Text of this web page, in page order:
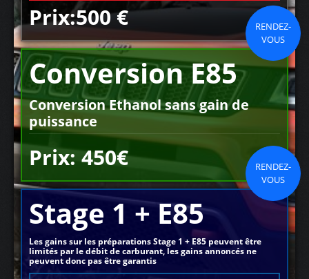
Prix:500 €
RENDEZ-
VOUS
Conversion E85
Conversion Ethanol sans gain de
puissance
Prix: 450€
RENDEZ-
VOUS
Stage 1 + E85
Les gains sur les préparations Stage 1 + E85 peuvent être
limités par le débit de carburant, les gains annoncés ne
peuvent donc pas être garantis